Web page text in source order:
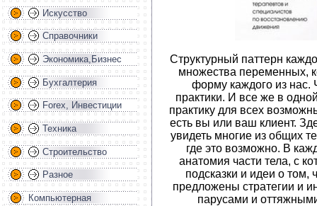
Искусство
Справочники
Экономика,Бизнес
Бухгалтерия
Forex, Инвестиции
Техника
Строительство
Разное
Компьютерная
Структурный паттерн
множества переменных,
форму каждого из нас.
практики. И все же в
практику для всех
есть вы или ваш клиент.
увидеть многие из общих
где это возможно. В
анатомия части тела, с
подсказки и идеи о том,
предложены стратегии и
парусами и